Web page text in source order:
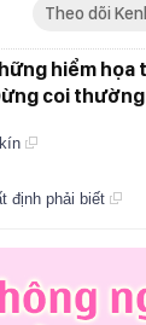
Theo dõi
hiểm họa
coi
định phải biết